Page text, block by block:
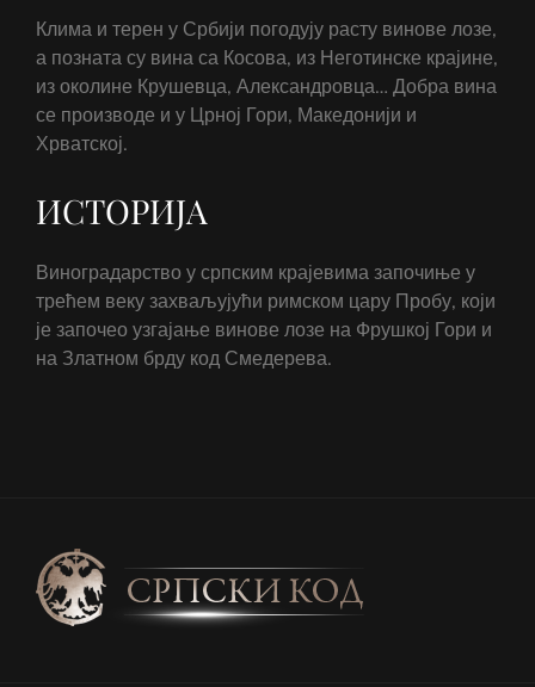
Клима и терен у Србији погодују расту винове лозе,
а позната су вина са Косова, из Неготинске крајине,
из околине Крушевца, Александровца… Добра вина
се производе и у Црној Гори, Македонији и
Хрватској.
ИСТОРИЈА
Виноградарство у српским крајевима започиње у
трећем веку захваљујући римском цару Пробу, који
је започео узгајање винове лозе на Фрушкој Гори и
на Златном брду код Смедерева.